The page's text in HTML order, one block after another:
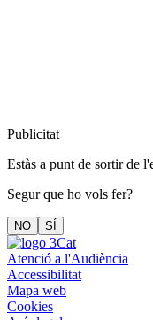
Publicitat
Estàs a punt de sortir de
Segur que ho vols fer?
NO SÍ
Atenció a l'Audiència
Accessibilitat
Mapa web
Cookies